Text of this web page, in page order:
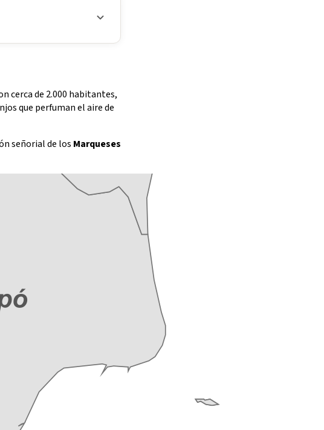
cerca de 2.000 habitantes,
que perfuman el aire de
señorial de los Marqueses